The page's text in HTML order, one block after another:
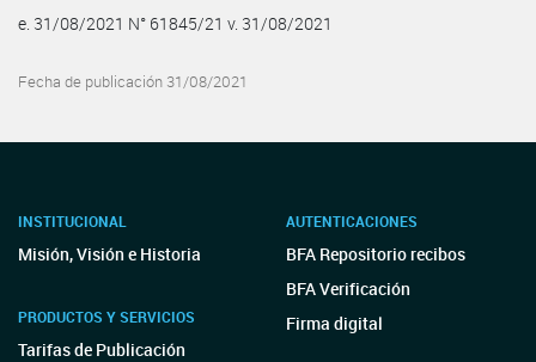
e. 31/08/2021 N° 61845/21 v. 31/08/2021
Fecha de publicación 31/08/2021
INSTITUCIONAL
Misión, Visión e Historia
PRODUCTOS Y SERVICIOS
Tarifas de Publicación
AUTENTICACIONES
BFA Repositorio recibos
BFA Verificación
Firma digital